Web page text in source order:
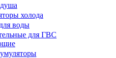
холода
воды
для ГВС